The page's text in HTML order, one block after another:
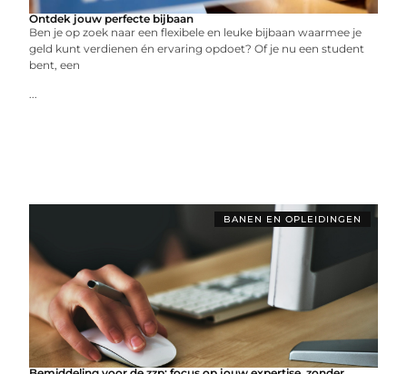
Ontdek jouw perfecte bijbaan
Ben je op zoek naar een flexibele en leuke bijbaan waarmee je
geld kunt verdienen én ervaring opdoet? Of je nu een student
bent, een
...
BANEN EN OPLEIDINGEN